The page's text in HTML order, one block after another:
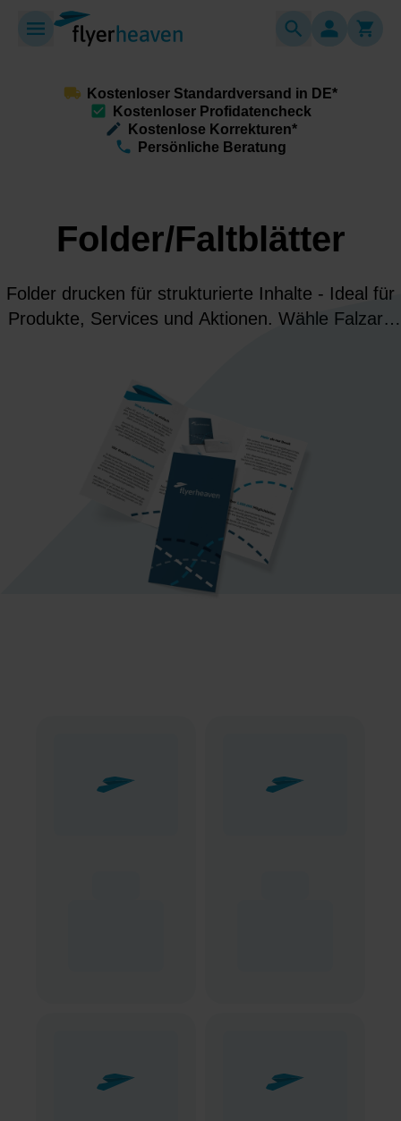
Kostenloser Standardversand in DE*
Kostenloser Profidatencheck
Kostenlose Korrekturen*
Persönliche Beratung
Folder/Faltblätter
Folder drucken für strukturierte Inhalte - Ideal für
Produkte, Services und Aktionen. Wähle Falzart,